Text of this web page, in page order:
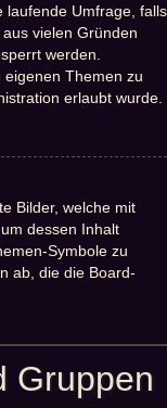
laufende Umfrage, falls
vielen Gründen
werden.
eigenen Themen zu
erlaubt wurde.
Bilder, welche mit
dessen Inhalt
Symbole zu
ab, die die Board-
Gruppen